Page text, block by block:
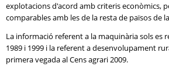
explotacions d'acord amb criteris econòmics,
comparables amb les de la resta de països de
La informació referent a la maquinària sols es
1989 i 1999 i la referent a desenvolupament
primera vegada al Cens agrari 2009.